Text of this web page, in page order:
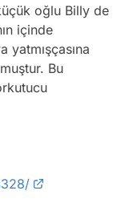
oğlu Billy de
içinde
yatmışçasına
Bu